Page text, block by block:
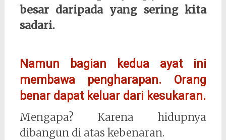
besar daripada yang sering kita
sadari.
Namun bagian kedua ayat ini
membawa pengharapan. Orang
benar dapat keluar dari kesukaran.
Mengapa? Karena hidupnya
dibangun di atas kebenaran.